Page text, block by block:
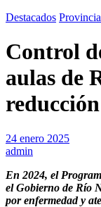
Destacados
Control
aulas de
24 enero 2025
admin
En 2024, el
el Gobierno de Río
por enfermedad y